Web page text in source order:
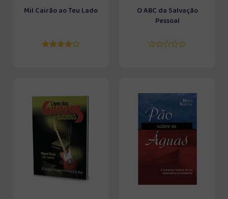
Mil Cairão ao Teu Lado
O ABC da Salvação
Pessoal